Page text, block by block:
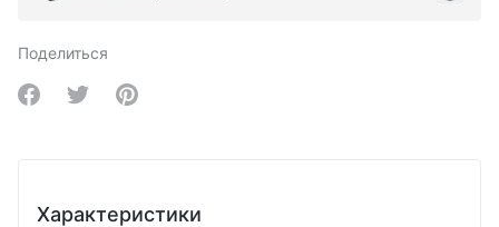
Поделиться
Share on Facebook
Share on Twitter
Share on Pinterest
Характеристики